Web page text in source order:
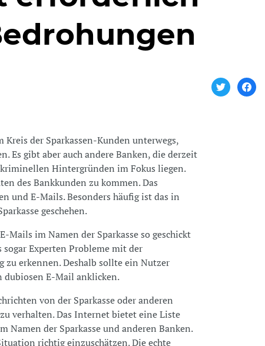
der Sparkassen-Kunden unterwegs,
Es gibt aber auch andere Banken, die derzeit
Hintergründen im Fokus liegen.
des Bankkunden zu kommen. Das
und E-Mails. Besonders häufig ist das in
geschehen.
Mails im Namen der Sparkasse so geschickt
sogar Experten Probleme mit der
erkennen. Deshalb sollte ein Nutzer
E-Mail anklicken.
von der Sparkasse oder anderen
verhalten. Das Internet bietet eine Liste
Namen der Sparkasse und anderen Banken.
richtig einzuschätzen. Die echte